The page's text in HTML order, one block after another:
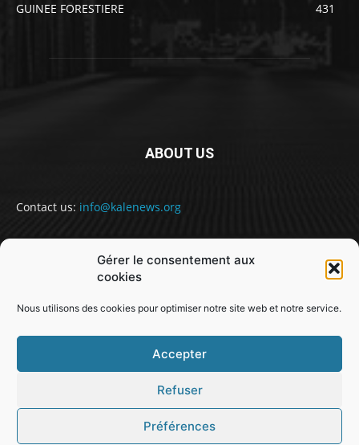
Gérer le consentement aux
cookies
Nous utilisons des cookies pour optimiser notre site web et notre service.
Accepter
Refuser
Préférences
GUINEE FORESTIERE
431
ABOUT US
Contact us: info@kalenews.org
FOLLOW US
@snabe// sekou.nabe@abakusitsolutions.eu
SOCIETE SPORT